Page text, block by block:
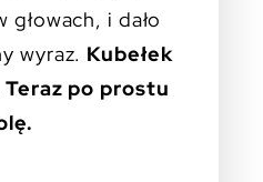
głowach, i dało
wyraz. Kubełek
Teraz po prostu